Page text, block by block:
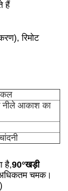
हैं
रिमोट
नीले आकाश का
है,90°खड़ी
चमक।